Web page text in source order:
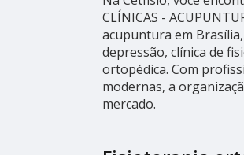
CLÍNICAS -
acupuntura em
depressão, clínica de
ortopédica. Com
modernas, a
mercado.